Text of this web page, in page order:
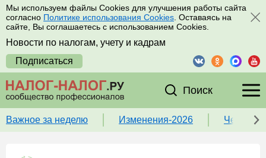
Мы используем файлы Cookies для улучшения работы сайта
согласно Политике использования Cookies . Оставаясь на
сайте, Вы соглашаетесь с использованием Cookies.
Новости по налогам, учету и кадрам
Подписаться
Поиск
Важное за неделю Изменения-2026 Чек-